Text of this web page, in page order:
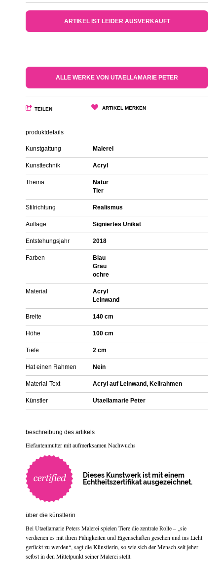
ARTIKEL IST LEIDER AUSVERKAUFT
ALLE WERKE VON UTAELLAMARIE PETER
TEILEN ARTIKEL MERKEN
produktdetails
Kunstgattung Malerei
Kunsttechnik Acryl
Thema
Natur
Tier
Stilrichtung Realismus
Auflage Signiertes Unikat
Entstehungsjahr 2018
Farben
Blau
Grau
ochre
Material
Acryl
Leinwand
Breite 140 cm
Höhe 100 cm
Tiefe 2 cm
Hat einen Rahmen Nein
Material-Text Acryl auf Leinwand, Keilrahmen
Künstler Utaellamarie Peter
beschreibung des artikels
Elefantenmutter mit aufmerksamen Nachwuchs
Dieses Kunstwerk ist mit einem
Echtheitszertifikat ausgezeichnet.
über die künstlerin
Bei Utaellamarie Peters Malerei spielen Tiere die zentrale Rolle – „sie
verdienen es mit ihren Fähigkeiten und Eigenschaften gesehen und ins Licht
gerückt zu werden“, sagt die Künstlerin, so wie sich der Mensch seit jeher
selbst in den Mittelpunkt seiner Malerei stellt.